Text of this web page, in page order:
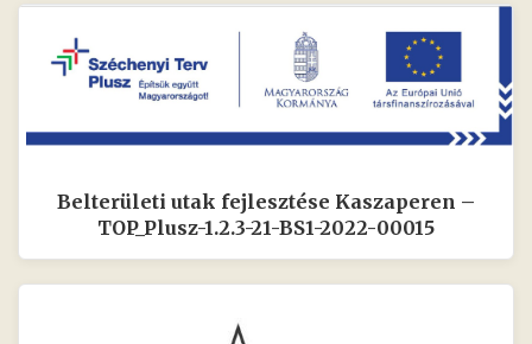
Belterületi utak fejlesztése Kaszaperen –
TOP_Plusz-1.2.3-21-BS1-2022-00015